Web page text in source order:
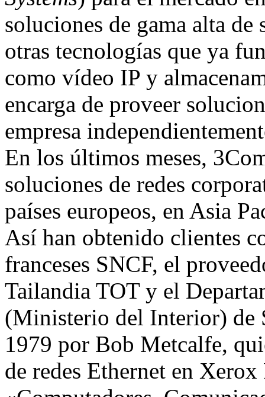
soluciones de gama alta
otras tecnologías que ya
como vídeo IP y
encarga de proveer
empresa
En los últimos meses,
soluciones de redes
países europeos, en Asia
Así han obtenido clientes
franceses SNCF, el
Tailandia TOT y el
(Ministerio del Interior) de
1979 por Bob Metcalfe,
de redes Ethernet en